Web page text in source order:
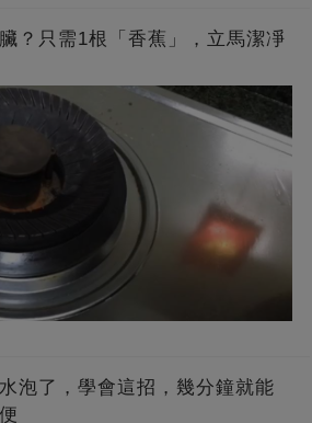
？只需1根「香蕉」，立馬潔凈
泡了，學會這招，幾分鐘就能